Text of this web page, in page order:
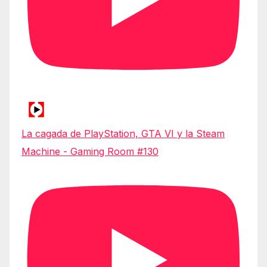
La cagada de PlayStation, GTA VI y la Steam
Machine - Gaming Room #130